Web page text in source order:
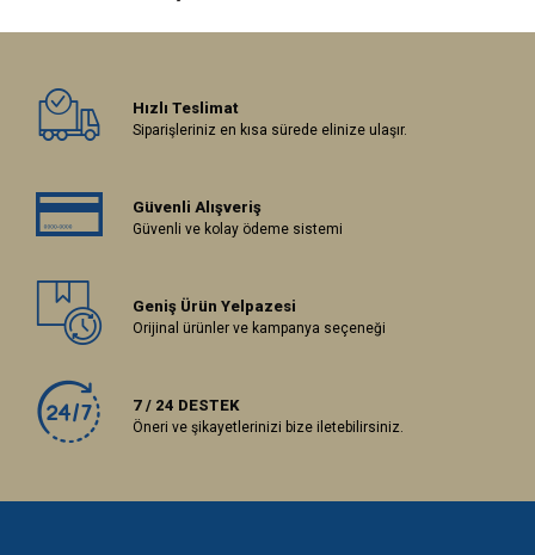
Hızlı Teslimat
Siparişleriniz en kısa sürede elinize ulaşır.
Güvenli Alışveriş
Güvenli ve kolay ödeme sistemi
Geniş Ürün Yelpazesi
Orijinal ürünler ve kampanya seçeneği
7 / 24 DESTEK
Öneri ve şikayetlerinizi bize iletebilirsiniz.